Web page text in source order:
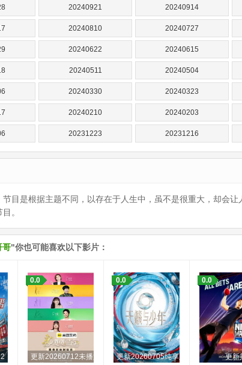
20240921 20240914
20240810 20240727
20240622 20240615
20240511 20240504
20240330 20240323
20240210 20240203
20231223 20231216
20231111 20231104
20230812 20230805
20230311 20230304
节目是根据主题不同，以存在于人生中，虽不是很重大，却会
。
哥"你也可能喜欢以下影片：
更新20260712未播第1期
0.0
更新20260705纯享版
0.0
更新
0.0